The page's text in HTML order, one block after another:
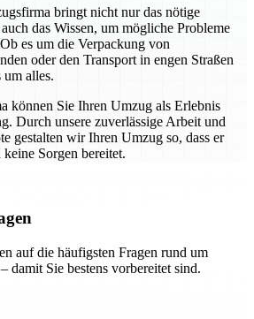
bringt nicht nur das nötige
das Wissen, um mögliche Probleme
es um die Verpackung von
oder den Transport in engen Straßen
alles.
können Sie Ihren Umzug als Erlebnis
Durch unsere zuverlässige Arbeit und
gestalten wir Ihren Umzug so, dass er
Sorgen bereitet.
auf die häufigsten Fragen rund um
damit Sie bestens vorbereitet sind.